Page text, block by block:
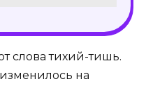
слова тихий-тишь.
на